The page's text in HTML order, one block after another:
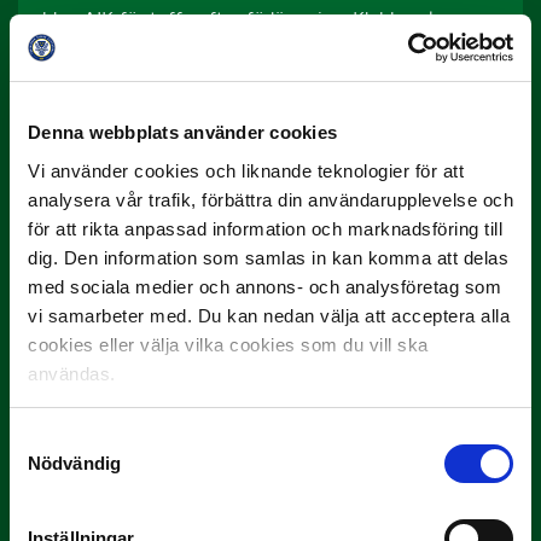
Denna webbplats använder cookies
Vi använder cookies och liknande teknologier för att
analysera vår trafik, förbättra din användarupplevelse och
för att rikta anpassad information och marknadsföring till
dig. Den information som samlas in kan komma att delas
med sociala medier och annons- och analysföretag som
vi samarbeter med. Du kan nedan välja att acceptera alla
cookies eller välja vilka cookies som du vill ska
användas.
Nödvändig
blev AIK för tuffa efter förlängning. Klubben har
behållt stommen sedan i fjol och mycket tyder på
att man kommer vara med och kämpa i toppen.
På upptaktsträffen tippades man som trea, men
– Vi har varit väldigt noggranna med hur vi bygger
detta framåt. Vi har tagit kloka, långsiktiga val och
inte förivrat oss. Sen hoppas vi att vi kan vara med
om det i höst, men vi satsar inte allt på det, säger
han.
Tränare:
Placering 2018:Slutade på åttonde plats i